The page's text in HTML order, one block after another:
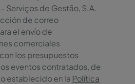
Serviços de Gestão, S.A.
de correo
el envío de
comerciales
los presupuestos
eventos contratados, de
establecido en la Política